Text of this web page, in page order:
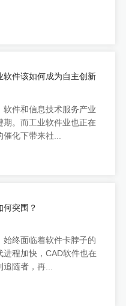
件该如何成为自主创新
件和信息技术服务产业
。而工业软件业也正在
化下带来社...
何突围？
终面临着软件卡脖子的
进程加快，CAD软件也在
追随者，再...